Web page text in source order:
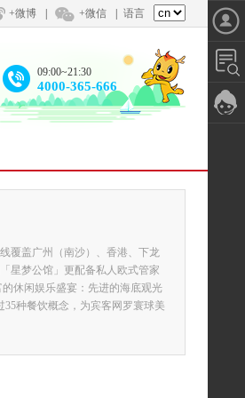
+微博 +微信 语言
09:00~21:30
4000-365-666
覆盖广州（南沙）、香港、下龙
星梦公馆」更配备私人欧式管家
休闲娱乐盛宴：先进的海底观光
种餐饮概念，为宾客网罗寰球美